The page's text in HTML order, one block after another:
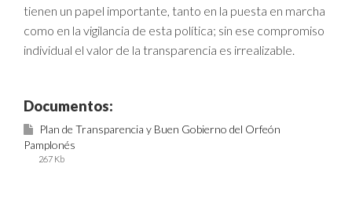
tienen un papel importante, tanto en la puesta en marcha
como en la vigilancia de esta política; sin ese compromiso
individual el valor de la transparencia es irrealizable.
Documentos:
Plan de Transparencia y Buen Gobierno del Orfeón
Pamplonés
267 Kb